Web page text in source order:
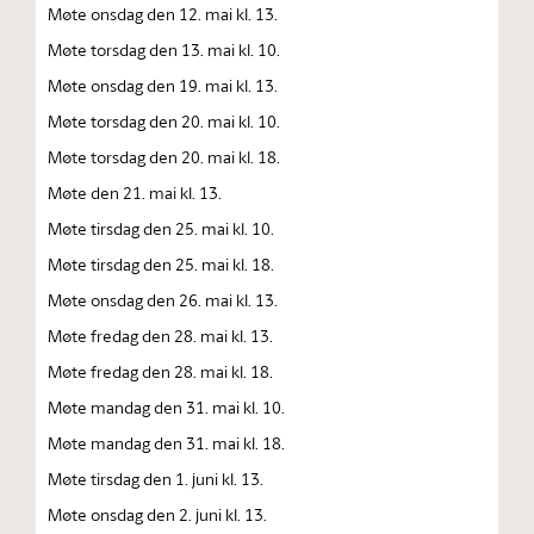
Møte onsdag den 12. mai kl. 13.
Møte torsdag den 13. mai kl. 10.
Møte onsdag den 19. mai kl. 13.
Møte torsdag den 20. mai kl. 10.
Møte torsdag den 20. mai kl. 18.
Møte den 21. mai kl. 13.
Møte tirsdag den 25. mai kl. 10.
Møte tirsdag den 25. mai kl. 18.
Møte onsdag den 26. mai kl. 13.
Møte fredag den 28. mai kl. 13.
Møte fredag den 28. mai kl. 18.
Møte mandag den 31. mai kl. 10.
Møte mandag den 31. mai kl. 18.
Møte tirsdag den 1. juni kl. 13.
Møte onsdag den 2. juni kl. 13.